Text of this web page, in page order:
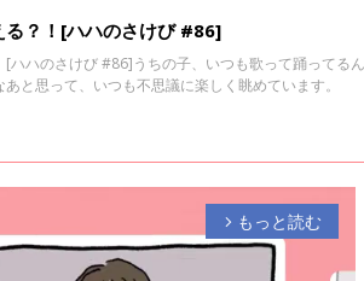
る？！[ハハのさけび #86]
ハハのさけび #86]うちの子、いつも歌って踊ってる
と思って、いつも不思議に楽しく眺めています。
arrow_forward_ios もっと読む